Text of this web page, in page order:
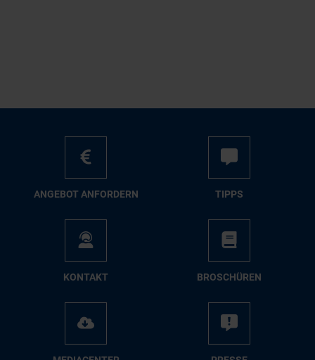
AN­GE­BOT AN­FOR­DERN TIPPS
KON­TAKT BRO­SCHÜ­REN